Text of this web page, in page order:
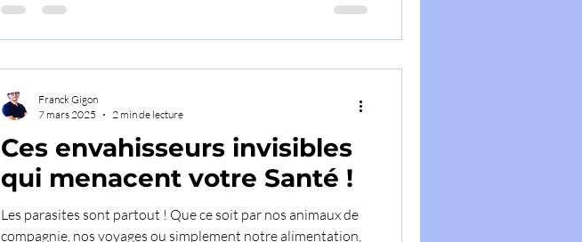
Ces envahisseurs invisibles
qui menacent votre Santé !
Les parasites sont partout ! Que ce soit par nos animaux de
compagnie, nos voyages ou simplement notre alimentation,
Franck Gigon
7 mars 2025
2 min de lecture